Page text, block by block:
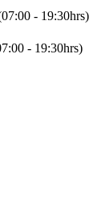
- 19:30hrs)
- 19:30hrs)